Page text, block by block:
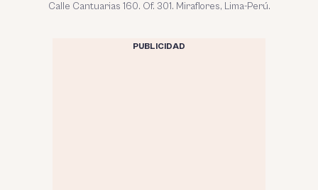
Calle Cantuarias 160. Of. 301. Miraflores, Lima-Perú.
PUBLICIDAD